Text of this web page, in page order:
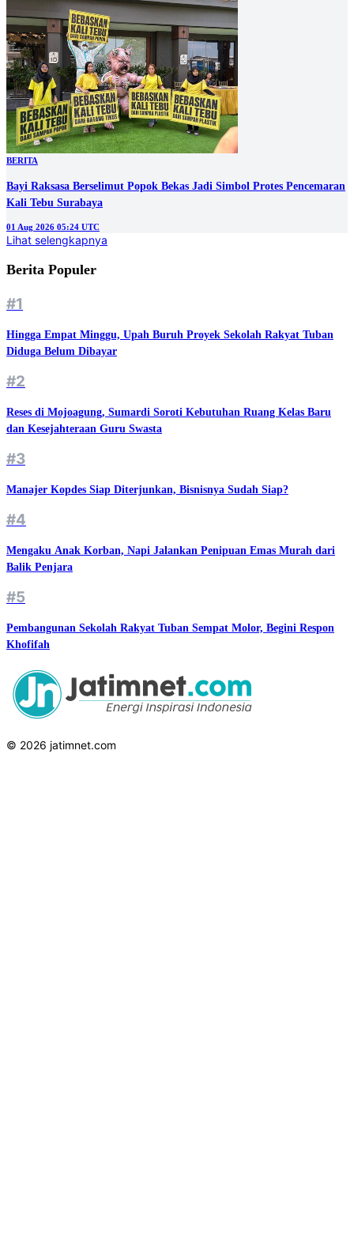
BERITA
Bayi Raksasa Berselimut Popok Bekas Jadi Simbol Protes Pencemaran
Kali Tebu Surabaya
01 Aug 2026 05:24 UTC
Lihat selengkapnya
Berita Populer
#1
Hingga Empat Minggu, Upah Buruh Proyek Sekolah Rakyat Tuban
Diduga Belum Dibayar
#2
Reses di Mojoagung, Sumardi Soroti Kebutuhan Ruang Kelas Baru
dan Kesejahteraan Guru Swasta
#3
Manajer Kopdes Siap Diterjunkan, Bisnisnya Sudah Siap?
#4
Mengaku Anak Korban, Napi Jalankan Penipuan Emas Murah dari
Balik Penjara
#5
Pembangunan Sekolah Rakyat Tuban Sempat Molor, Begini Respon
Khofifah
© 2026 jatimnet.com